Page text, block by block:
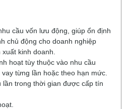
cầu vốn lưu động, giúp ổn định
chủ động cho doanh nghiệp
kinh doanh.
hoạt tùy thuộc vào nhu cầu
từng lần hoặc theo hạn mức.
lần trong thời gian được cấp tín